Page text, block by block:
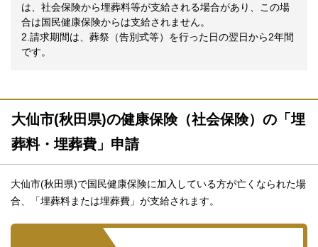
は、社会保険から埋葬料等が支給される場合があり、この場
合は国民健康保険からは支給されません。
2.請求期間は、葬祭（告別式等）を行った日の翌日から2年間
です。
大仙市(秋田県)の健康保険（社会保険）の「埋
葬料・埋葬費」申請
大仙市(秋田県)で国民健康保険に加入している方が亡くなられた場
合、「埋葬料または埋葬費」が支給されます。